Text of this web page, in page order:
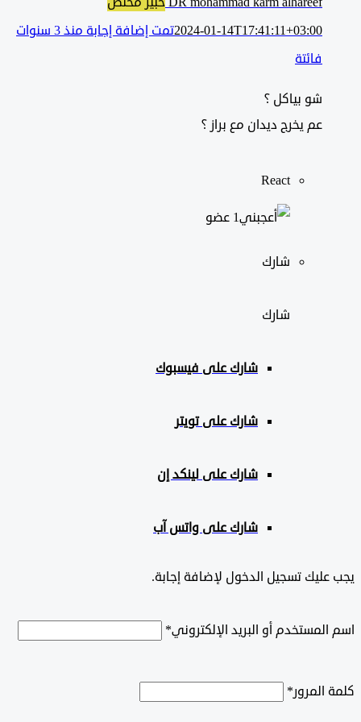
2024-01-14T17:41:11+03:00
تمت إضافة إجابة منذ 3 سنوات
شو بياكل ؟
عم يخرج ديدان مع براز ؟
React
‫1 عضو
شارك
شارك علىفيسبوك
شارك على تويتر
شارك على لينكد إن
شارك على واتس آب
تسجيل الدخول لإضافة إجابة.
أو البريد الإلكتروني*
*